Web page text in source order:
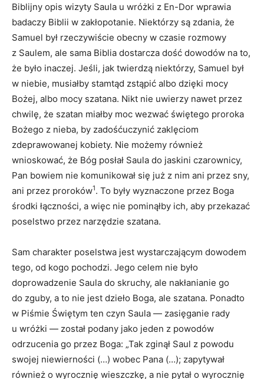
Biblijny opis wizyty Saula u wróżki z En-Dor wprawia
badaczy Biblii w zakłopotanie. Niektórzy są zdania, że
Samuel był rzeczywiście obecny w czasie rozmowy
z Saulem, ale sama Biblia dostarcza dość dowodów na to,
że było inaczej. Jeśli, jak twierdzą niektórzy, Samuel był
w niebie, musiałby stamtąd zstąpić albo dzięki mocy
Bożej, albo mocy szatana. Nikt nie uwierzy nawet przez
chwilę, że szatan miałby moc wezwać świętego proroka
Bożego z nieba, by zadośćuczynić zaklęciom
zdeprawowanej kobiety. Nie możemy również
wnioskować, że Bóg posłał Saula do jaskini czarownicy,
Pan bowiem nie komunikował się już z nim ani przez sny,
ani przez proroków1. To były wyznaczone przez Boga
środki łączności, a więc nie pominąłby ich, aby przekazać
poselstwo przez narzędzie szatana.
Sam charakter poselstwa jest wystarczającym dowodem
tego, od kogo pochodzi. Jego celem nie było
doprowadzenie Saula do skruchy, ale nakłanianie go
do zguby, a to nie jest dzieło Boga, ale szatana. Ponadto
w Piśmie Świętym ten czyn Saula — zasięganie rady
u wróżki — został podany jako jeden z powodów
odrzucenia go przez Boga: „Tak zginął Saul z powodu
swojej niewierności (…) wobec Pana (…); zapytywał
również o wyrocznię wieszczkę, a nie pytał o wyrocznię